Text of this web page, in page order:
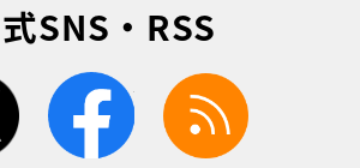
SNS・RSS
twitter facebook